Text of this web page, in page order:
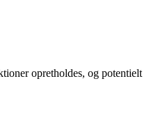
opretholdes, og potentielt